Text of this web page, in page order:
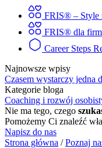
FRIS® – Style
FRIS® dla firm
Career Steps
Najnowsze wpisy
Czasem wystarczy jedna
Kategorie bloga
Coaching i rozwój
Nie ma tego, czego
Pomożemy Ci znaleźć
Napisz do nas
Strona główna / Poznaj